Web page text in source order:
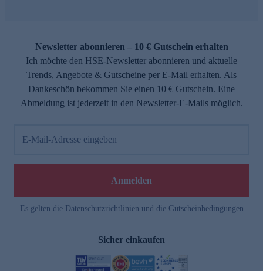
Newsletter abonnieren – 10 € Gutschein erhalten
Ich möchte den HSE-Newsletter abonnieren und aktuelle
Trends, Angebote & Gutscheine per E-Mail erhalten. Als
Dankeschön bekommen Sie einen 10 € Gutschein. Eine
Abmeldung ist jederzeit in den Newsletter-E-Mails möglich.
E-Mail-Adresse eingeben
Anmelden
Es gelten die Datenschutzrichtlinien und die Gutscheinbedingungen
Sicher einkaufen